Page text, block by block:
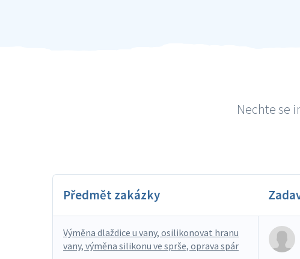
Nechte se
Předmět zakázky
Výměna dlaždice u vany, osilikonovat hranu
vany, výměna silikonu ve sprše, oprava spár